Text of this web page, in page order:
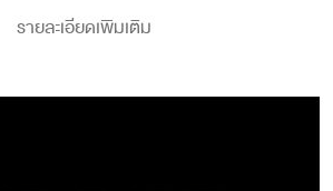
รายละเอียดเพิมเติม